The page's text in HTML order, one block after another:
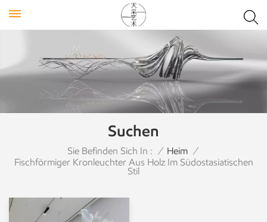
Suchen
Sie Befinden Sich In : / Heim /
Fischförmiger Kronleuchter Aus Holz Im Südostasiatischen
Stil